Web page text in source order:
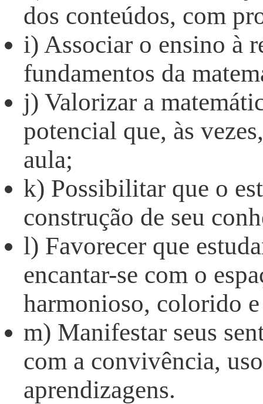
dos conteúdos, com
i) Associar o ensino à
fundamentos da
j) Valorizar a
potencial que, às
aula;
k) Possibilitar que o
construção de seu
l) Favorecer que
encantar-se com o
harmonioso, colorido
m) Manifestar seus
com a convivência,
aprendizagens.